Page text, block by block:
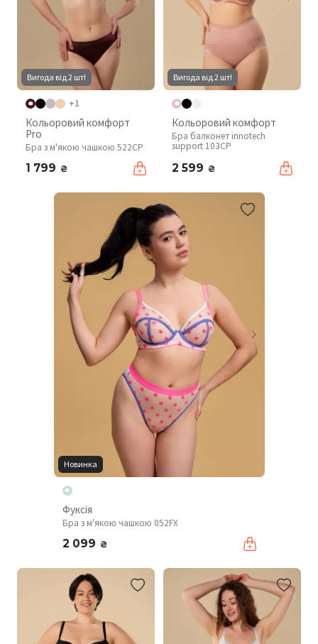
Вигода від 2 шт!
+1
Кольоровий комфорт
Pro
Бра з м'якою чашкою 522CP
1 799 ₴
Вигода від 2 шт!
Кольоровий комфорт
Бра балконет innotech
support 103CP
2 599 ₴
Новинка
Фуксія
Бра з м'якою чашкою 052FX
2 099 ₴